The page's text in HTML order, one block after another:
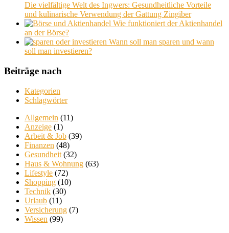
Die vielfältige Welt des Ingwers: Gesundheitliche Vorteile
und kulinarische Verwendung der Gattung Zingiber
Wie funktioniert der Aktienhandel
an der Börse?
Wann soll man sparen und wann
soll man investieren?
Beiträge nach
Kategorien
Schlagwörter
Allgemein (11)
Anzeige (1)
Arbeit & Job (39)
Finanzen (48)
Gesundheit (32)
Haus & Wohnung (63)
Lifestyle (72)
Shopping (10)
Technik (30)
Urlaub (11)
Versicherung (7)
Wissen (99)